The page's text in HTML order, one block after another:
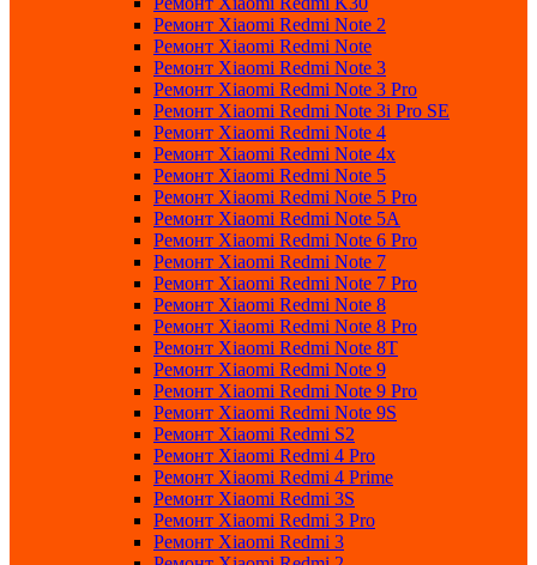
Ремонт Xiaomi Redmi Note 2
Ремонт Xiaomi Redmi Note
Ремонт Xiaomi Redmi Note 3
Ремонт Xiaomi Redmi Note 3 Pro
Ремонт Xiaomi Redmi Note 3i Pro SE
Ремонт Xiaomi Redmi Note 4
Ремонт Xiaomi Redmi Note 4x
Ремонт Xiaomi Redmi Note 5
Ремонт Xiaomi Redmi Note 5 Pro
Ремонт Xiaomi Redmi Note 5A
Ремонт Xiaomi Redmi Note 6 Pro
Ремонт Xiaomi Redmi Note 7
Ремонт Xiaomi Redmi Note 7 Pro
Ремонт Xiaomi Redmi Note 8
Ремонт Xiaomi Redmi Note 8 Pro
Ремонт Xiaomi Redmi Note 8T
Ремонт Xiaomi Redmi Note 9
Ремонт Xiaomi Redmi Note 9 Pro
Ремонт Xiaomi Redmi Note 9S
Ремонт Xiaomi Redmi S2
Ремонт Xiaomi Redmi 4 Pro
Ремонт Xiaomi Redmi 4 Prime
Ремонт Xiaomi Redmi 3S
Ремонт Xiaomi Redmi 3 Pro
Ремонт Xiaomi Redmi 3